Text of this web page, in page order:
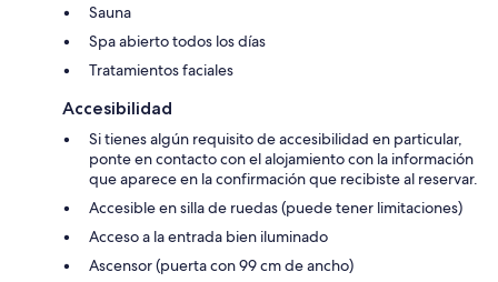
Sauna
Spa abierto todos los días
Tratamientos faciales
Accesibilidad
Si tienes algún requisito de accesibilidad en particular,
ponte en contacto con el alojamiento con la información
que aparece en la confirmación que recibiste al reservar.
Accesible en silla de ruedas (puede tener limitaciones)
Acceso a la entrada bien iluminado
Ascensor (puerta con 99 cm de ancho)